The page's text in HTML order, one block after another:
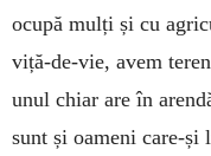
ocupă mulți și cu
viță-de-vie, avem
unul chiar are în
sunt și oameni care-și